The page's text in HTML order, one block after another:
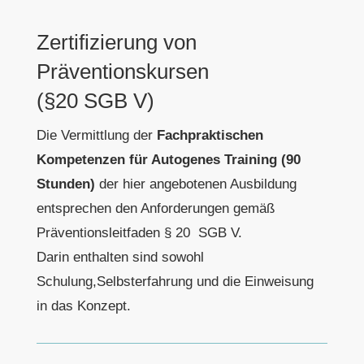
Zertifizierung von
Präventionskursen
(§20 SGB V)
Die Vermittlung der Fachpraktischen
Kompetenzen für Autogenes Training (90
Stunden) der hier angebotenen Ausbildung
entsprechen den Anforderungen gemäß
Präventionsleitfaden § 20 SGB V.
Darin enthalten sind sowohl
Schulung,Selbsterfahrung und die Einweisung
in das Konzept.